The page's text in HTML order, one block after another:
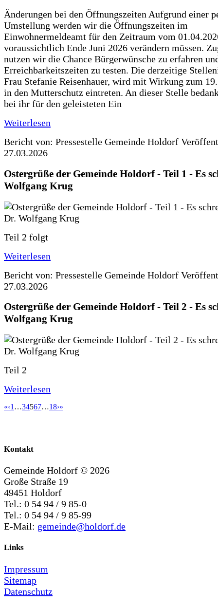
Änderungen bei den Öffnungszeiten Aufgrund einer
Umstellung werden wir die Öffnungszeiten im
Einwohnermeldeamt für den Zeitraum vom
voraussichtlich Ende Juni 2026 verändern müssen.
nutzen wir die Chance Bürgerwünsche zu erfahren
Erreichbarkeitszeiten zu testen. Die derzeitige
Frau Stefanie Reisenhauer, wird mit Wirkung zum
in den Mutterschutz eintreten. An dieser Stelle
bei ihr für den geleisteten Ein
Weiterlesen
Bericht von: Pressestelle Gemeinde Holdorf
27.03.2026
Ostergrüße der Gemeinde Holdorf - Teil 1 - Es
Wolfgang Krug
Teil 2 folgt
Weiterlesen
Bericht von: Pressestelle Gemeinde Holdorf
27.03.2026
Ostergrüße der Gemeinde Holdorf - Teil 2 - Es
Wolfgang Krug
Teil 2
Weiterlesen
«‹1 …34567…18›»
Kontakt
Gemeinde Holdorf © 2026
Große Straße 19
49451 Holdorf
Tel.: 0 54 94 / 9 85-0
Tel.: 0 54 94 / 9 85-99
E-Mail: gemeinde@holdorf.de
Links
Impressum
Sitemap
Datenschutz